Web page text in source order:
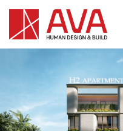
Skip
content